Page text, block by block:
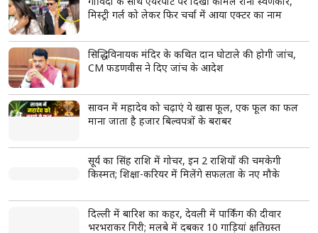
लव बाइट प्यार की निशानी है, लेकिन कभी-कभी खतरे की वजह भी बन
सकती है।
एक छोटा सा निशान स्ट्रोक जैसी गंभीर समस्या से जुड़ा हो सकता है।
जानिए कब हिक्की सामान्य है और कब सतर्क होने की जरूरत है।
read more
View More
प्रयागराज में युवाओं के बीच राहुल गांधी, बोले- ‘दर्द, डेटा और
दौलत’ समझना जरूरी